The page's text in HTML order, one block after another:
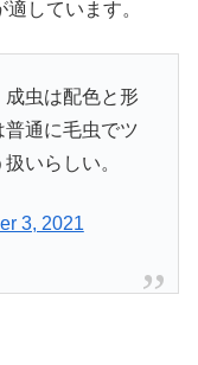
しています。
虫は配色と形
通に毛虫でツ
いらしい。
3, 2021